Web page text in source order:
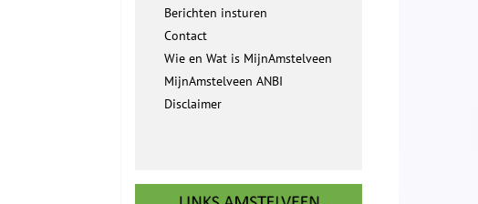
Berichten insturen
Contact
Wie en Wat is MijnAmstelveen
MijnAmstelveen ANBI
Disclaimer